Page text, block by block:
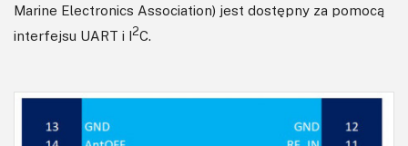
Marine Electronics Association) jest dostępny za pomocą
interfejsu UART i I2C.